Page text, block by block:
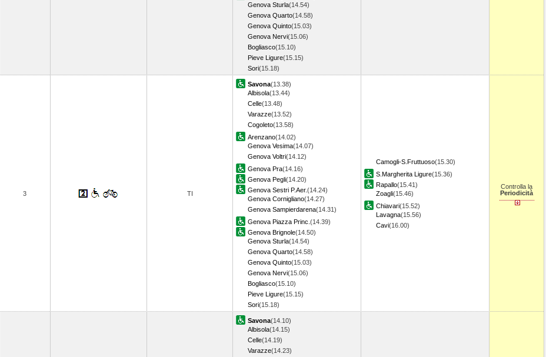
Genova Sturla(14.54)
Genova Quarto(14.58)
Genova Quinto(15.03)
Genova Nervi(15.06)
Bogliasco(15.10)
Pieve Ligure(15.15)
Sori(15.18)
3 TI
Savona(13.38)
Albisola(13.44)
Celle(13.48)
Varazze(13.52)
Cogoleto(13.58)
Arenzano(14.02)
Genova Vesima(14.07)
Genova Voltri(14.12)
Genova Pra(14.16)
Genova Pegli(14.20)
Genova Sestri P.Aer.(14.24)
Genova Cornigliano(14.27)
Genova Sampierdarena(14.31)
Genova Piazza Princ. (14.39)
Genova Brignole(14.50)
Genova Sturla(14.54)
Genova Quarto(14.58)
Genova Quinto(15.03)
Genova Nervi(15.06)
Bogliasco(15.10)
Pieve Ligure(15.15)
Sori(15.18)
Camogli-S.Fruttuoso(15.30)
S.Margherita Ligure(15.36)
Rapallo(15.41)
Zoagli(15.46)
Chiavari(15.52)
Lavagna(15.56)
Cavi(16.00)
Controlla la
Periodicità
Savona(14.10)
Albisola(14.15)
Celle(14.19)
Varazze(14.23)